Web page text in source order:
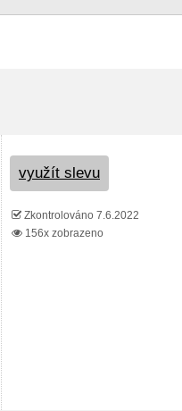
využít slevu
Zkontrolováno 7.6.2022
156x zobrazeno